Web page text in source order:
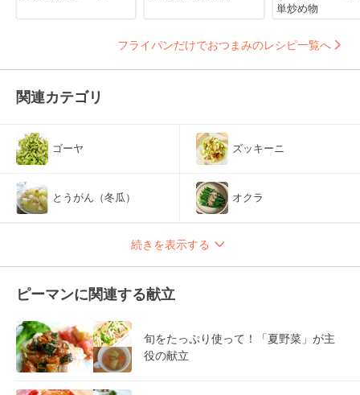
単炒め物
フライパンだけでおつまみのレシピ一覧へ
関連カテゴリ
ゴーヤ ズッキーニ
とうがん（冬瓜） オクラ
続きを表示する
ピーマンに関連する献立
旬をたっぷり使って！「夏野菜」が主
役の献立